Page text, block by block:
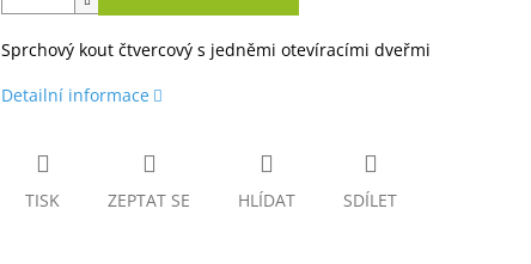
Sprchový kout čtvercový s jedněmi otevíracími dveřmi
Detailní informace
TISK ZEPTAT SE HLÍDAT SDÍLET